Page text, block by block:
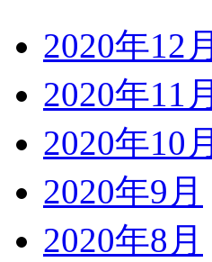
2020年12月
2020年11月
2020年10月
2020年9月
2020年8月